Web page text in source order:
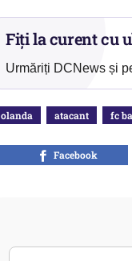
Fiți la curent cu
Urmăriți DCNews și
olanda atacant fc
Facebook